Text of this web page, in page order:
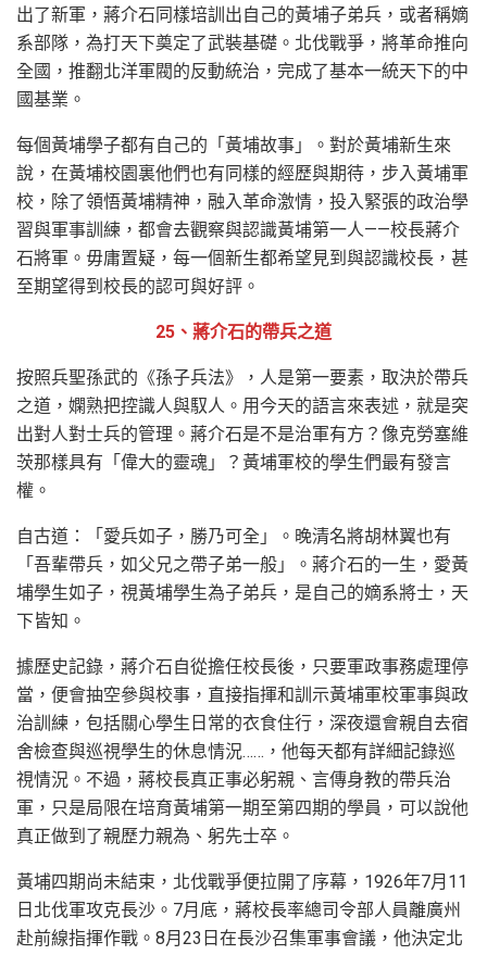
出了新軍，蔣介石同樣培訓出自己的黃埔子弟兵，或者稱嫡
系部隊，為打天下奠定了武裝基礎。北伐戰爭，將革命推向
全國，推翻北洋軍閥的反動統治，完成了基本一統天下的中
國基業。
每個黃埔學子都有自己的「黃埔故事」。對於黃埔新生來
說，在黃埔校園裏他們也有同樣的經歷與期待，步入黃埔軍
校，除了領悟黃埔精神，融入革命激情，投入緊張的政治學
習與軍事訓練，都會去觀察與認識黃埔第一人——校長蔣介
石將軍。毋庸置疑，每一個新生都希望見到與認識校長，甚
至期望得到校長的認可與好評。
25、蔣介石的帶兵之道
按照兵聖孫武的《孫子兵法》，人是第一要素，取決於帶兵
之道，嫻熟把控識人與馭人。用今天的語言來表述，就是突
出對人對士兵的管理。蔣介石是不是治軍有方？像克勞塞維
茨那樣具有「偉大的靈魂」？黃埔軍校的學生們最有發言
權。
自古道：「愛兵如子，勝乃可全」。晚清名將胡林翼也有
「吾輩帶兵，如父兄之帶子弟一般」。蔣介石的一生，愛黃
埔學生如子，視黃埔學生為子弟兵，是自己的嫡系將士，天
下皆知。
據歷史記錄，蔣介石自從擔任校長後，只要軍政事務處理停
當，便會抽空參與校事，直接指揮和訓示黃埔軍校軍事與政
治訓練，包括關心學生日常的衣食住行，深夜還會親自去宿
舍檢查與巡視學生的休息情況……，他每天都有詳細記錄巡
視情況。不過，蔣校長真正事必躬親、言傳身教的帶兵治
軍，只是局限在培育黃埔第一期至第四期的學員，可以說他
真正做到了親歷力親為、躬先士卒。
黃埔四期尚未結束，北伐戰爭便拉開了序幕，1926年7月11
日北伐軍攻克長沙。7月底，蔣校長率總司令部人員離廣州
赴前線指揮作戰。8月23日在長沙召集軍事會議，他決定北